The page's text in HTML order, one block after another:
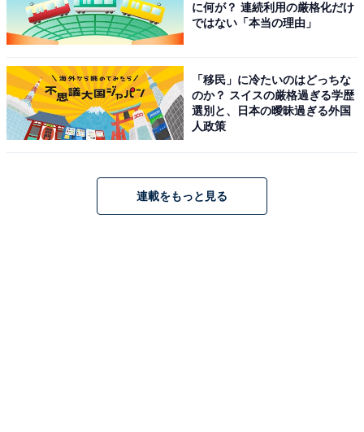
に何が？ 連続利用の厳格化だけ
ではない「本当の理由」
「移民」に冷たいのはどっちな
のか？ スイスの厳格過ぎる学歴
選別と、日本の曖昧過ぎる外国
人政策
連載をもっと見る